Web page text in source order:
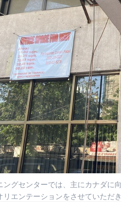
ングセンターでは、主にカナダに
エンテーションをさせていただき